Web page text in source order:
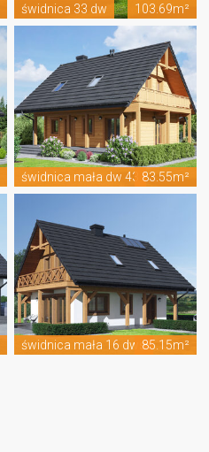
świdnica 33 dw 103.69m²
świdnica mała dw 43 83.55m²
świdnica mała 16 dws85.15m²